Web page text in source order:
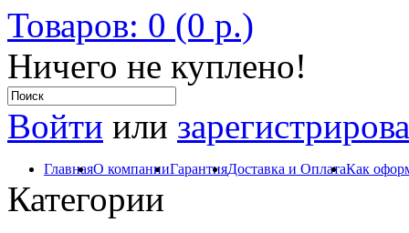
Товаров: 0 (0 р.)
Ничего не куплено!
Войти или
ГлавнаяО компанииГарантияДоставка и ОплатаКак
Категории